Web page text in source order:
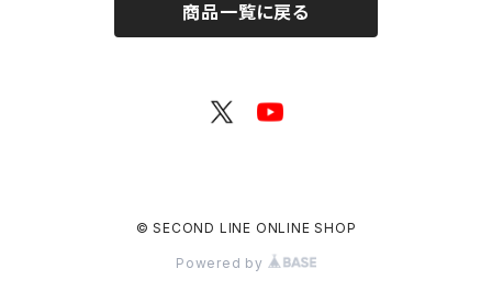
商品一覧に戻る
© SECOND LINE ONLINE SHOP
Powered by